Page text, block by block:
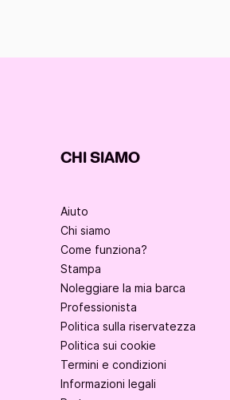
CHI SIAMO
Aiuto
Chi siamo
Come funziona?
Stampa
Noleggiare la mia barca
Professionista
Politica sulla riservatezza
Politica sui cookie
Termini e condizioni
Informazioni legali